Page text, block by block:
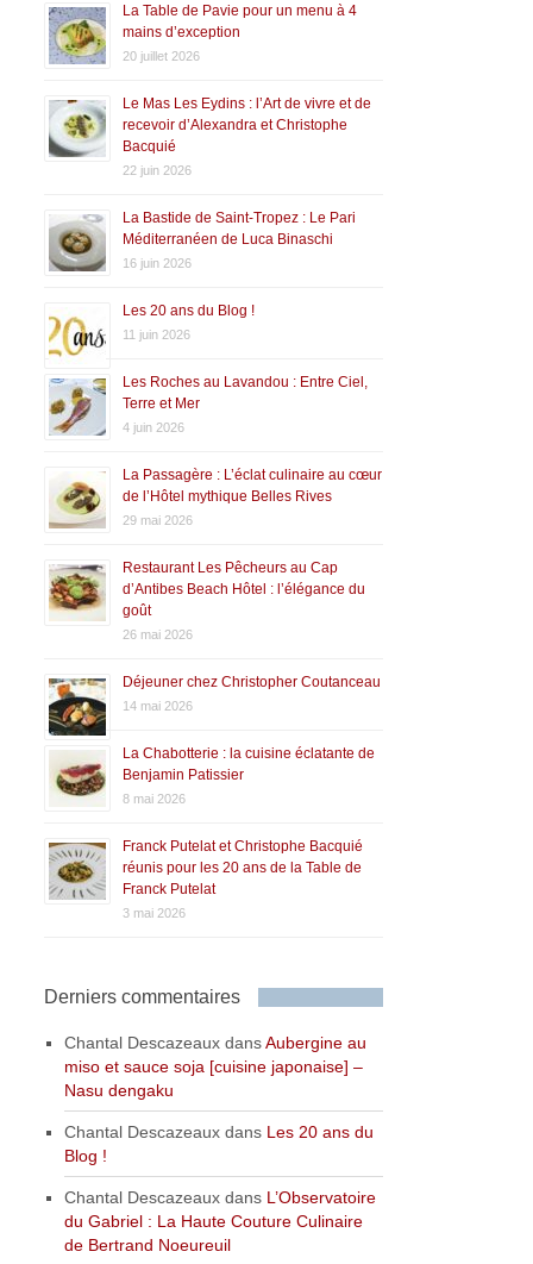
La Table de Pavie pour un menu à 4
mains d’exception
20 juillet 2026
Le Mas Les Eydins : l’Art de vivre et de
recevoir d’Alexandra et Christophe
Bacquié
22 juin 2026
La Bastide de Saint-Tropez : Le Pari
Méditerranéen de Luca Binaschi
16 juin 2026
Les 20 ans du Blog !
11 juin 2026
Les Roches au Lavandou : Entre Ciel,
Terre et Mer
4 juin 2026
La Passagère : L’éclat culinaire au cœur
de l’Hôtel mythique Belles Rives
29 mai 2026
Restaurant Les Pêcheurs au Cap
d’Antibes Beach Hôtel : l’élégance du
goût
26 mai 2026
Déjeuner chez Christopher Coutanceau
14 mai 2026
La Chabotterie : la cuisine éclatante de
Benjamin Patissier
8 mai 2026
Franck Putelat et Christophe Bacquié
réunis pour les 20 ans de la Table de
Franck Putelat
3 mai 2026
Derniers commentaires
Chantal Descazeaux dansAubergine au
miso et sauce soja [cuisine japonaise] –
Nasu dengaku
Chantal Descazeaux dans Les 20 ans du
Blog !
Chantal Descazeaux dans L’Observatoire
du Gabriel : La Haute Couture Culinaire
de Bertrand Noeureuil